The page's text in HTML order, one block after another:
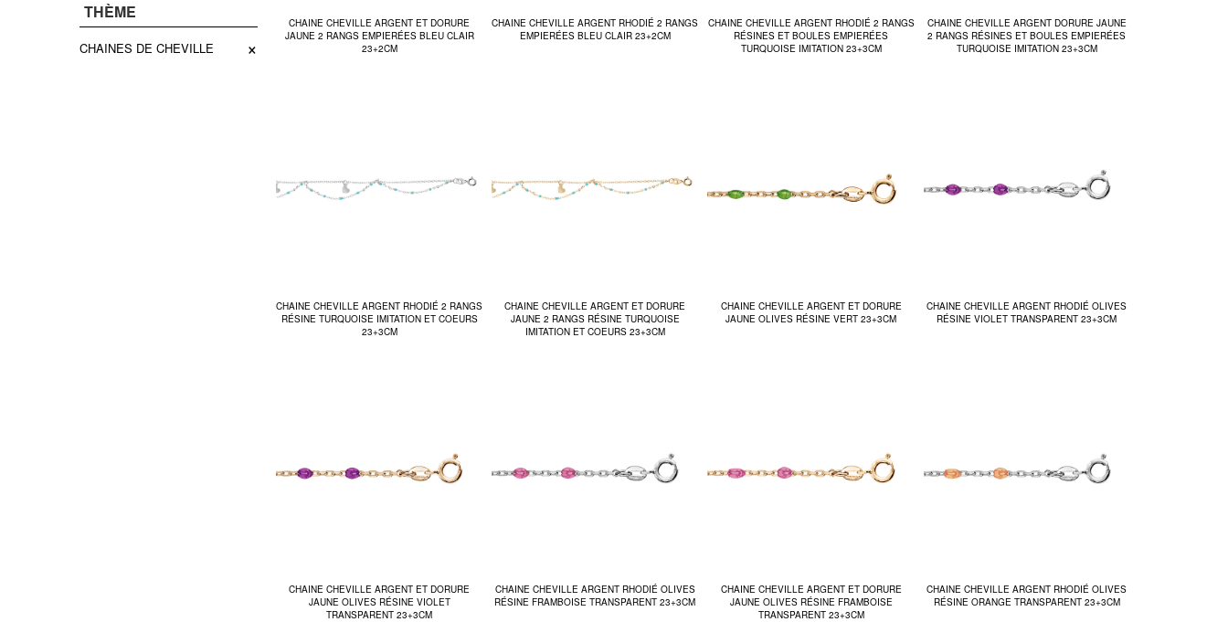
CHAINE CHEVILLE ARGENT ET DORURE
JAUNE 2 RANGS EMPIERÉES BLEU CLAIR
23+2CM
CHAINE CHEVILLE ARGENT RHODIÉ 2 RANGS
EMPIERÉES BLEU CLAIR 23+2CM
CHAINE CHEVILLE ARGENT RHODIÉ 2 RANGS
RÉSINES ET BOULES EMPIERÉES
TURQUOISE IMITATION 23+3CM
CHAINE CHEVILLE ARGENT DORURE JAUNE
2 RANGS RÉSINES ET BOULES EMPIERÉES
TURQUOISE IMITATION 23+3CM
CHAINE CHEVILLE ARGENT RHODIÉ 2 RANGS
RÉSINE TURQUOISE IMITATION ET COEURS
23+3CM
CHAINE CHEVILLE ARGENT ET DORURE
JAUNE 2 RANGS RÉSINE TURQUOISE
IMITATION ET COEURS 23+3CM
CHAINE CHEVILLE ARGENT ET DORURE
JAUNE OLIVES RÉSINE VERT 23+3CM
CHAINE CHEVILLE ARGENT RHODIÉ OLIVES
RÉSINE VIOLET TRANSPARENT 23+3CM
CHAINE CHEVILLE ARGENT ET DORURE
JAUNE OLIVES RÉSINE VIOLET
TRANSPARENT 23+3CM
CHAINE CHEVILLE ARGENT RHODIÉ OLIVES
RÉSINE FRAMBOISE TRANSPARENT 23+3CM
CHAINE CHEVILLE ARGENT ET DORURE
JAUNE OLIVES RÉSINE FRAMBOISE
TRANSPARENT 23+3CM
CHAINE CHEVILLE ARGENT RHODIÉ OLIVES
RÉSINE ORANGE TRANSPARENT 23+3CM
THÈME
CHAINES DE CHEVILLE ×